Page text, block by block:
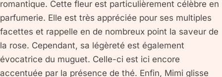
romantique. Cette fleur est particulièrement célèbre en
parfumerie. Elle est très appréciée pour ses multiples
facettes et rappelle en de nombreux point la saveur de
la rose. Cependant, sa légèreté est également
évocatrice du muguet. Celle-ci est ici encore
accentuée par la présence de thé. Enfin, Mimi glisse